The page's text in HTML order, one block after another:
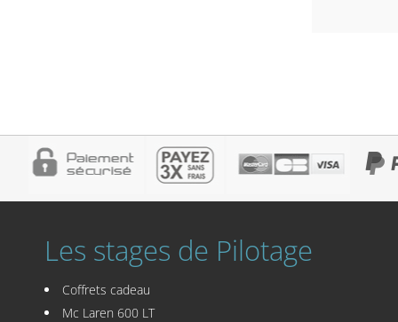
Les stages de Pilotage
Coffrets cadeau
Mc Laren 600 LT